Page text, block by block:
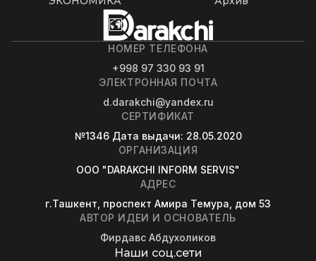
НОМЕР ТЕЛЕФОНА
+998 97 330 93 91
ЭЛЕКТРОННАЯ ПОЧТА
d.darakchi@yandex.ru
СЕРТИФИКАТ
№1346 Дата выдачи: 28.05.2020
ОРГАНИЗАЦИЯ
OOO "DARAKCHI INFORM SERVIS"
АДРЕС
г.Ташкент, проспект Амира Темура, дом 53
АВТОР ИДЕИ И ОСНОВАТЕЛЬ
Фирдавс Абдухоликов
Наши соц.сети